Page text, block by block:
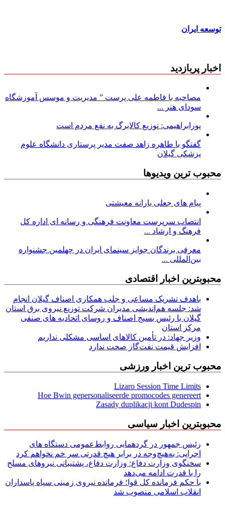
توسعه ایران
اخبار پربازدید
مصاحبه با فاطمه علی پرست ” مدیریت و موسس آموزشگاه
سودای هنر ...
پورابراهیمی: توزیع کالابرگ به نفع مردم است
گفتگو با طاهره زاهد صفت مدیر پرستاری دانشگاه علوم
پزشکی گیلان
محبوب ترین ویدیوها
پیام های جعلی یارانه معیشتی
انتصاب سرپرست معاونت فرهنگی و رسانه ای اداره کل
فرهنگ و ارشاد ...
معرفی برندگان جوایز سینمای ایران در چهلمین جشنواره
بین‌المللی ...
محبوبترین اخبار اقتصادی
باهدف تشریک مساعی و جلب همکاری اصناف گیلان انجام
شد: جلسه هم‌اندیشی مدیران شركت توزیع نیروی برق استان
گیلان با رئیس بسیج اصناف و روسای اتحادیه های صنفی
مركز استان
وزیر جهاد: در تأمین کالاهای اساسی مشکلی نداریم
افزایش قیمت نفت‌گاز صحت ندارد
محبوب ترین اخبار ورزشی
Lizaro Session Time Limits
Hoe Bwin gepersonaliseerde promocodes genereert
Zasady duplikacji kont Dudespin
محبوبترین اخبار سیاسی
رئیس جمهور در گردهمایی روابط‌عمومی دستگاه های
اجرایی: به‌هیچ‌وجه در برابر هیچ قدرتی سر خم نخواهم کرد
سخنگوی وزارت دفاع: وزارت دفاع، پشتیبانی نیرو‌های مسلح
را با قدرت ادامه می‌دهد
با حکم فرمانده کل قوا؛ فرمانده نیروی زمینی سپاه پاسداران
انقلاب اسلامی منصوب شد